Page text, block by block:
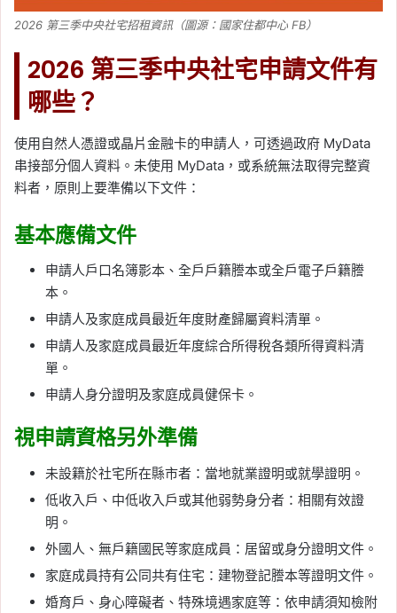
2026 第三季中央社宅招租資訊（圖源：國家住都中心 FB）
2026 第三季中央社宅申請文件有
哪些？
使用自然人憑證或晶片金融卡的申請人，可透過政府 MyData
串接部分個人資料。未使用 MyData，或系統無法取得完整資
料者，原則上要準備以下文件：
基本應備文件
申請人戶口名簿影本、全戶戶籍謄本或全戶電子戶籍謄
本。
申請人及家庭成員最近年度財產歸屬資料清單。
申請人及家庭成員最近年度綜合所得稅各類所得資料清
單。
申請人身分證明及家庭成員健保卡。
視申請資格另外準備
未設籍於社宅所在縣市者：當地就業證明或就學證明。
低收入戶、中低收入戶或其他弱勢身分者：相關有效證
明。
外國人、無戶籍國民等家庭成員：居留或身分證明文件。
家庭成員持有公同共有住宅：建物登記謄本等證明文件。
婚育戶、身心障礙者、特殊境遇家庭等：依申請須知檢附